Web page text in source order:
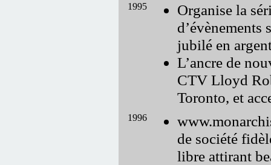
1995
Organise la
d’évènements
jubilé en
L’ancre de
CTV Lloyd
Toronto, et
1996
de société
libre attirant